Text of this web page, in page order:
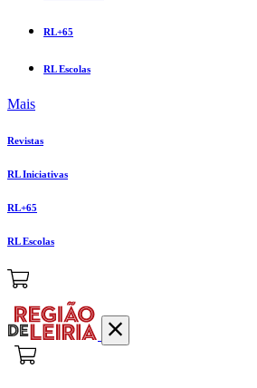
RL+65
RL Escolas
Mais
Revistas
RL Iniciativas
RL+65
RL Escolas